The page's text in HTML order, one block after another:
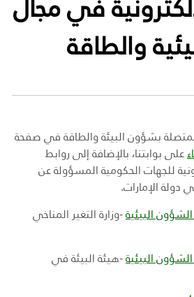
في مجال
والطاقة
بشؤون البيئة والطاقة في صفحة
على بوابتنا، بالإضافة إلى روابط
للجهات الحكومية المسؤولة عن
دولة الإمارات.
البيئية-وزارة التغير المناخي
البيئية-هيئة البيئة في